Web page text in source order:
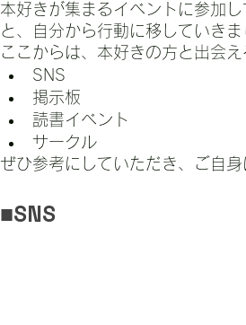
本好きが集まるイベントに参加
と、自分から行動に移していきま
ここからは、本好きの方と出会
SNS
掲示板
読書イベント
サークル
ぜひ参考にしていただき、ご自
■SNS